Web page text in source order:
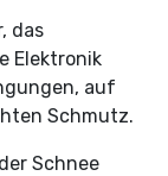
das
Elektronik
auf
Schmutz.
Schnee